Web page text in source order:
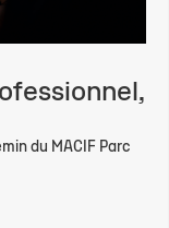
du MACIF Parc